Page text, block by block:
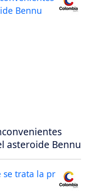
asteroide Bennu